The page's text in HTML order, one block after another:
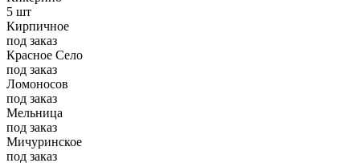
5 шт
Кирпичное
под заказ
Красное Село
под заказ
Ломоносов
под заказ
Мельница
под заказ
Мичуринское
под заказ